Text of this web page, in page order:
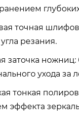
точная
резания.
заточка
ухода за
тонкая
эффекта